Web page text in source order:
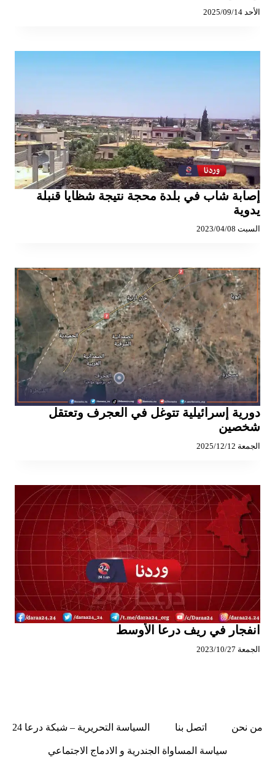
الأحد 2025/09/14
إصابة شاب في بلدة محجة نتيجة شظايا قنبلة
يدوية
السبت 2023/04/08
دورية إسرائيلية تتوغل في العجرف وتعتقل
شخصين
الجمعة 2025/12/12
انفجار في ريف درعا الأوسط
الجمعة 2023/10/27
من نحن اتصل بنا السياسة التحريرية – شبكة درعا 24
سياسة المساواة الجندرية و الادماج الاجتماعي